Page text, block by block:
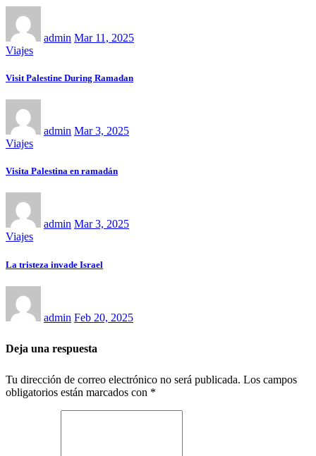
admin Mar 11, 2025
Viajes
Visit Palestine During Ramadan
admin Mar 3, 2025
Viajes
Visita Palestina en ramadán
admin Mar 3, 2025
Viajes
La tristeza invade Israel
admin Feb 20, 2025
Deja una respuesta
Tu dirección de correo electrónico no será publicada. Los campos
obligatorios están marcados con *